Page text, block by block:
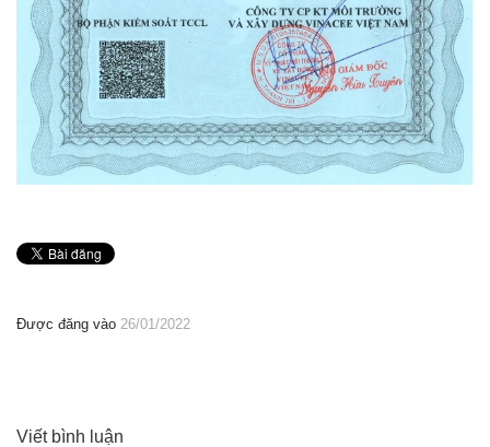
Được đăng vào 26/01/2022
Viết bình luận